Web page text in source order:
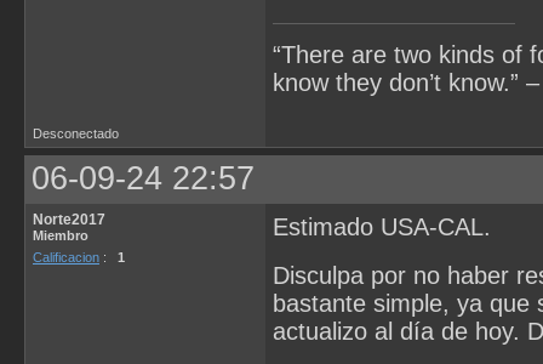
“There are two kinds of
know they don’t know.”
Desconectado
06-09-24 22:57
Norte2017
Miembro
Calificacion : 1
Estimado USA-CAL.
Disculpa por no haber
bastante simple, ya
actualizo al día de hoy.